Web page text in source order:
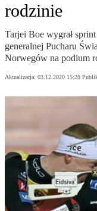
rodzinie
Tarjei Boe wygrał
generalnej Pucharu
Norwegów na podium
Aktualizacja: 03.12.2020 15:28